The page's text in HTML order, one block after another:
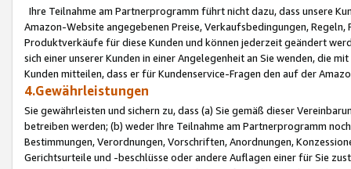
Ihre Teilnahme am Partnerprogramm führt nicht dazu, dass unsere
Amazon-Website angegebenen Preise, Verkaufsbedingungen,
Produktverkäufe für diese Kunden und können jederzeit geändert
sich einer unserer Kunden in einer Angelegenheit an Sie wenden, die
Kunden mitteilen, dass er für Kundenservice-Fragen den auf der
4.Gewährleistungen
Sie gewährleisten und sichern zu, dass (a) Sie gemäß dieser
betreiben werden; (b) weder Ihre Teilnahme am Partnerprogramm
Bestimmungen, Verordnungen, Vorschriften, Anordnungen,
Gerichtsurteile und -beschlüsse oder andere Auflagen einer für Sie